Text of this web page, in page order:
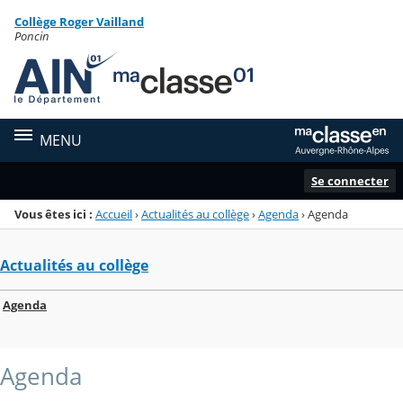
Menu de la rubrique
Contenu
Collège Roger Vailland
Poncin
MENU
Se connecter
Vous êtes ici : Accueil›Actualités au collège›Agenda›Agenda
Actualités au collège
Agenda
Agenda